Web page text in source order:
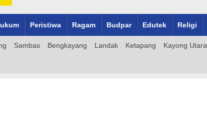
Peristiwa Ragam Budpar Edutek Religi
Sambas Bengkayang Landak Ketapang Kayong Utara